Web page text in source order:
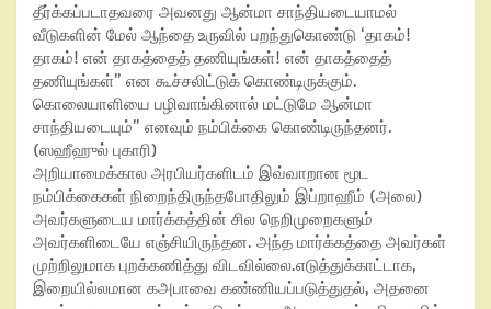
தீர்க்கப்படாதவரை அவனது ஆன்மா சாந்தியடையாமல்
வீடுகளின் மேல் ஆந்தை உருவில் பறந்துகொண்டு ‘தாகம்!
தாகம்! என் தாகத்தைத் தணியுங்கள்! என் தாகத்தைத்
தணியுங்கள்” என கூச்சலிட்டுக் கொண்டிருக்கும்.
கொலையாளியை பழிவாங்கினால் மட்டுமே ஆன்மா
சாந்தியடையும்” எனவும் நம்பிக்கை கொண்டிருந்தனர்.
(ஸஹீஹுல் புகாரி)
அறியாமைக்கால அரபியர்களிடம் இவ்வாறான மூட
நம்பிக்கைகள் நிறைந்திருந்தபோதிலும் இப்றாஹீம் (அலை)
அவர்களுடைய மார்க்கத்தின் சில நெறிமுறைகளும்
அவர்களிடையே எஞ்சியிருந்தன. அந்த மார்க்கத்தை அவர்கள்
முற்றிலுமாக புறக்கணித்து விடவில்லை.எடுத்துக்காட்டாக,
இறையில்லமான கஅபாவை கண்ணியப்படுத்துதல், அதனை